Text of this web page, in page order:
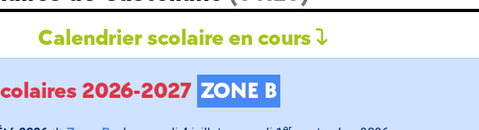
Calendrier scolaire en cours
2026-2027 ZONE B